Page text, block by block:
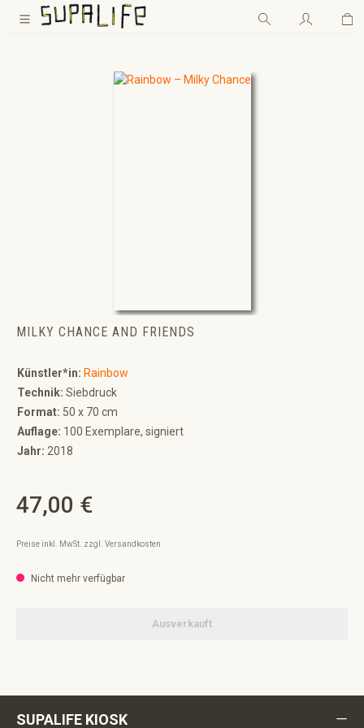
Zum Hauptinhalt springen
MILKY CHANCE AND FRIENDS
Künstler*in: Rainbow
Technik: Siebdruck
Format: 50 x 70 cm
Auflage: 100 Exemplare, signiert
Jahr: 2018
Regulärer Preis:
47,00 €
Preise inkl. MwSt. zzgl. Versandkosten
Nicht mehr verfügbar
Ausverkauft
SUPALIFE KIOSK